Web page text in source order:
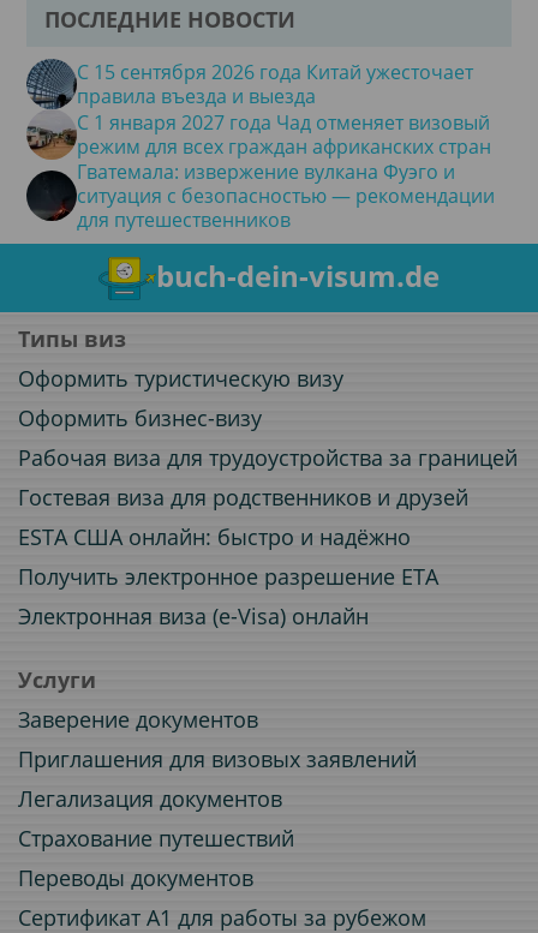
ПОСЛЕДНИЕ НОВОСТИ
С 15 сентября 2026 года Китай ужесточает
правила въезда и выезда
С 1 января 2027 года Чад отменяет визовый
режим для всех граждан африканских стран
Гватемала: извержение вулкана Фуэго и
ситуация с безопасностью — рекомендации
для путешественников
buch-dein-visum.de
Типы виз
Оформить туристическую визу
Оформить бизнес-визу
Рабочая виза для трудоустройства за границей
Гостевая виза для родственников и друзей
ESTA США онлайн: быстро и надёжно
Получить электронное разрешение ETA
Электронная виза (e-Visa) онлайн
Услуги
Заверение документов
Приглашения для визовых заявлений
Легализация документов
Страхование путешествий
Переводы документов
Сертификат A1 для работы за рубежом